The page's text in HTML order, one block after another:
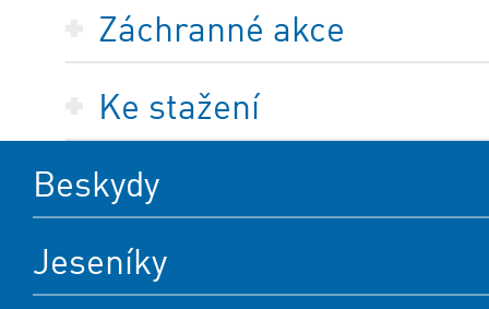
Záchranné akce
Ke stažení
Beskydy
Jeseníky